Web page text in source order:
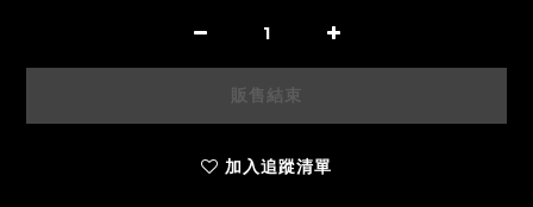
販售結束
加入追蹤清單